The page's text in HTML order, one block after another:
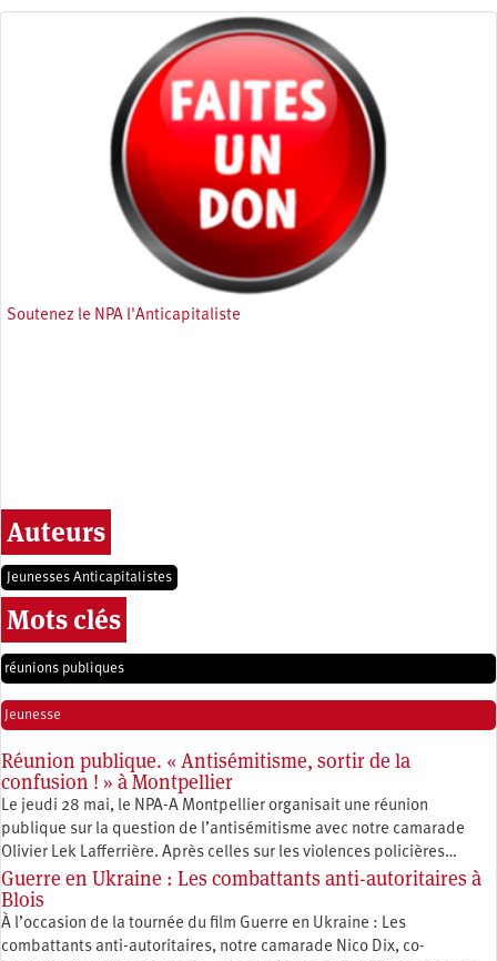
Soutenez le NPA l'Anticapitaliste
Auteurs
Jeunesses Anticapitalistes
Mots clés
réunions publiques
Jeunesse
Réunion publique. « Antisémitisme, sortir de la
confusion ! » à Montpellier
Le jeudi 28 mai, le NPA-A Montpellier organisait une réunion
publique sur la question de l’antisémitisme avec notre camarade
Olivier Lek Lafferrière. Après celles sur les violences policières…
Guerre en Ukraine : Les combattants anti-autoritaires à
Blois
À l’occasion de la tournée du film Guerre en Ukraine : Les
combattants anti-autoritaires, notre camarade Nico Dix, co-